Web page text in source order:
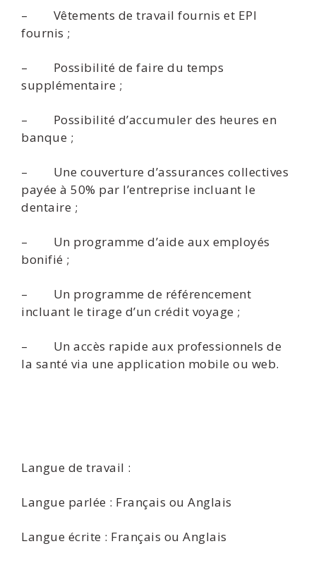
– Vêtements de travail fournis et EPI
fournis ;
– Possibilité de faire du temps
supplémentaire ;
– Possibilité d’accumuler des heures en
banque ;
– Une couverture d’assurances collectives
payée à 50% par l’entreprise incluant le
dentaire ;
– Un programme d’aide aux employés
bonifié ;
– Un programme de référencement
incluant le tirage d’un crédit voyage ;
– Un accès rapide aux professionnels de
la santé via une application mobile ou web.
Langue de travail :
Langue parlée : Français ou Anglais
Langue écrite : Français ou Anglais